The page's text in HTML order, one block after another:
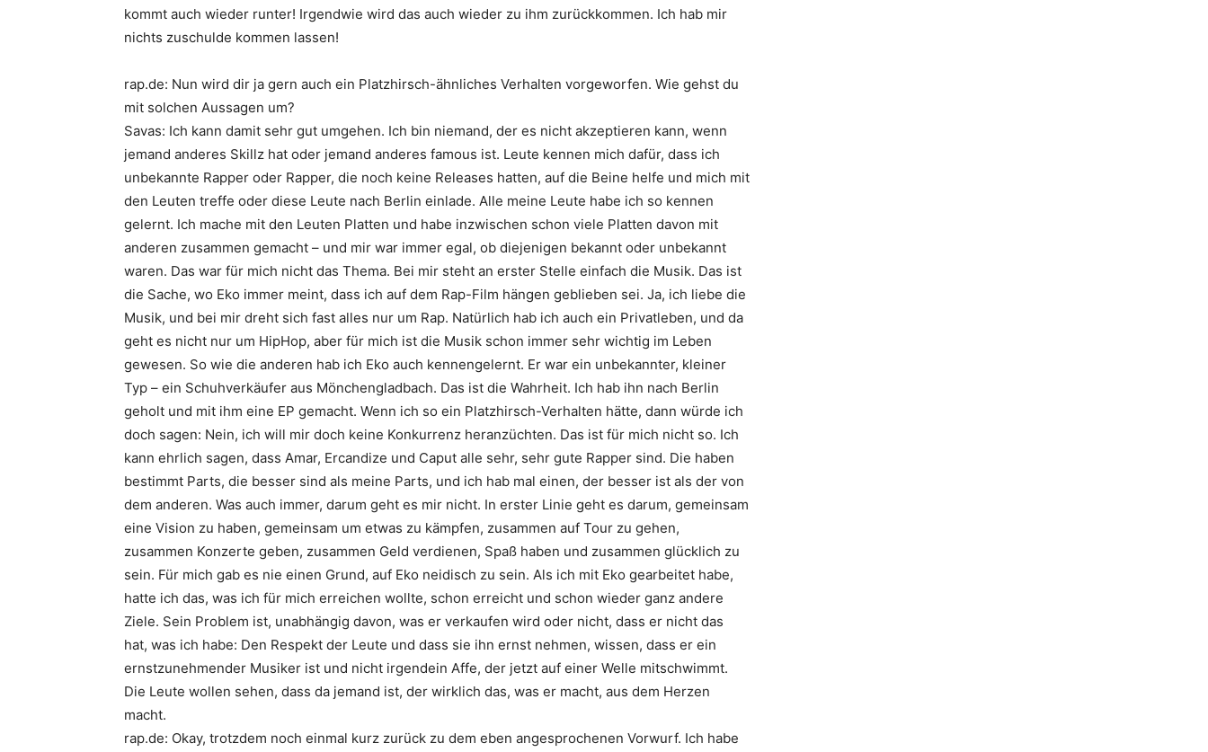
kommt auch wieder runter! Irgendwie wird das auch wieder zu ihm zurückkommen. Ich hab mir
nichts zuschulde kommen lassen!
rap.de: Nun wird dir ja gern auch ein Platzhirsch-ähnliches Verhalten vorgeworfen. Wie gehst du
mit solchen Aussagen um?
Savas: Ich kann damit sehr gut umgehen. Ich bin niemand, der es nicht akzeptieren kann, wenn
jemand anderes Skillz hat oder jemand anderes famous ist. Leute kennen mich dafür, dass ich
unbekannte Rapper oder Rapper, die noch keine Releases hatten, auf die Beine helfe und mich mit
den Leuten treffe oder diese Leute nach Berlin einlade. Alle meine Leute habe ich so kennen
gelernt. Ich mache mit den Leuten Platten und habe inzwischen schon viele Platten davon mit
anderen zusammen gemacht – und mir war immer egal, ob diejenigen bekannt oder unbekannt
waren. Das war für mich nicht das Thema. Bei mir steht an erster Stelle einfach die Musik. Das ist
die Sache, wo Eko immer meint, dass ich auf dem Rap-Film hängen geblieben sei. Ja, ich liebe die
Musik, und bei mir dreht sich fast alles nur um Rap. Natürlich hab ich auch ein Privatleben, und da
geht es nicht nur um HipHop, aber für mich ist die Musik schon immer sehr wichtig im Leben
gewesen. So wie die anderen hab ich Eko auch kennengelernt. Er war ein unbekannter, kleiner
Typ – ein Schuhverkäufer aus Mönchengladbach. Das ist die Wahrheit. Ich hab ihn nach Berlin
geholt und mit ihm eine EP gemacht. Wenn ich so ein Platzhirsch-Verhalten hätte, dann würde ich
doch sagen: Nein, ich will mir doch keine Konkurrenz heranzüchten. Das ist für mich nicht so. Ich
kann ehrlich sagen, dass Amar, Ercandize und Caput alle sehr, sehr gute Rapper sind. Die haben
bestimmt Parts, die besser sind als meine Parts, und ich hab mal einen, der besser ist als der von
dem anderen. Was auch immer, darum geht es mir nicht. In erster Linie geht es darum, gemeinsam
eine Vision zu haben, gemeinsam um etwas zu kämpfen, zusammen auf Tour zu gehen,
zusammen Konzerte geben, zusammen Geld verdienen, Spaß haben und zusammen glücklich zu
sein. Für mich gab es nie einen Grund, auf Eko neidisch zu sein. Als ich mit Eko gearbeitet habe,
hatte ich das, was ich für mich erreichen wollte, schon erreicht und schon wieder ganz andere
Ziele. Sein Problem ist, unabhängig davon, was er verkaufen wird oder nicht, dass er nicht das
hat, was ich habe: Den Respekt der Leute und dass sie ihn ernst nehmen, wissen, dass er ein
ernstzunehmender Musiker ist und nicht irgendein Affe, der jetzt auf einer Welle mitschwimmt.
Die Leute wollen sehen, dass da jemand ist, der wirklich das, was er macht, aus dem Herzen
macht.
rap.de: Okay, trotzdem noch einmal kurz zurück zu dem eben angesprochenen Vorwurf. Ich habe